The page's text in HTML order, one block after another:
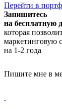
Перейти в
Запишитесь
на бесплатную
которая
маркетинговую
на 1-2 года
Пишите мне в